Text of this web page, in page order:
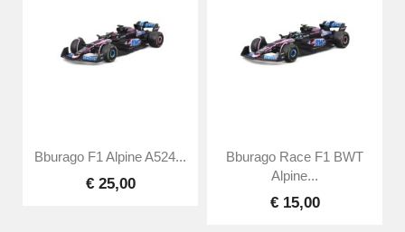
Bburago F1 Alpine A524...
€ 25,00
Bburago Race F1 BWT
Alpine...
€ 15,00